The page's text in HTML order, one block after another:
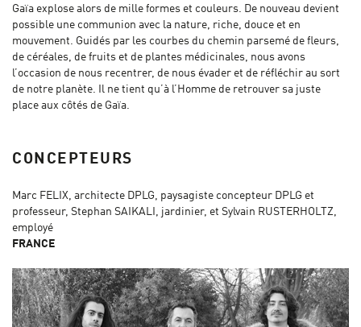
Gaïa explose alors de mille formes et couleurs. De nouveau devient
possible une communion avec la nature, riche, douce et en
mouvement. Guidés par les courbes du chemin parsemé de fleurs,
de céréales, de fruits et de plantes médicinales, nous avons
l’occasion de nous recentrer, de nous évader et de réfléchir au sort
de notre planète. Il ne tient qu’à l’Homme de retrouver sa juste
place aux côtés de Gaïa.
CONCEPTEURS
Marc FELIX, architecte DPLG, paysagiste concepteur DPLG et
professeur, Stephan SAIKALI, jardinier, et Sylvain RUSTERHOLTZ,
employé
FRANCE